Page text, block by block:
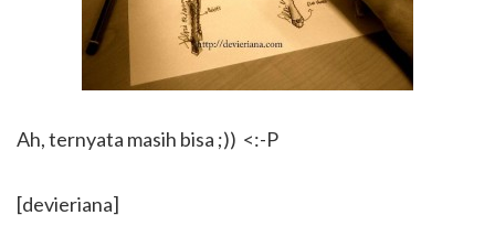
Ah, ternyata masih bisa ;)) <:-P
[devieriana]